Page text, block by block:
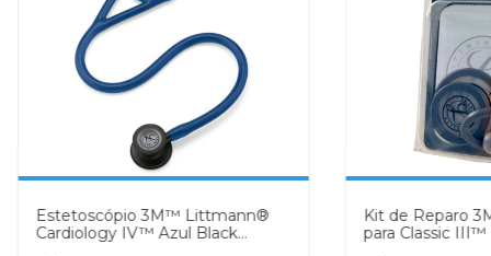
Estetoscópio 3M™ Littmann®
Cardiology IV™ Azul Black
Kit de Reparo
para Classic